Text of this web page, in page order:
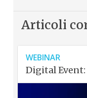
Articoli
WEBINAR
Digital